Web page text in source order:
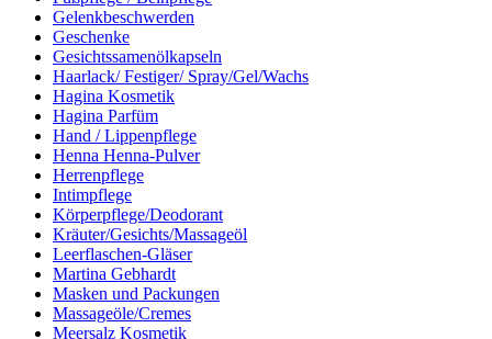
Gelenkbeschwerden
Geschenke
Gesichtssamenölkapseln
Haarlack/ Festiger/ Spray/Gel/Wachs
Hagina Kosmetik
Hagina Parfüm
Hand / Lippenpflege
Henna Henna-Pulver
Herrenpflege
Intimpflege
Körperpflege/Deodorant
Kräuter/Gesichts/Massageöl
Leerflaschen-Gläser
Martina Gebhardt
Masken und Packungen
Massageöle/Cremes
Meersalz Kosmetik